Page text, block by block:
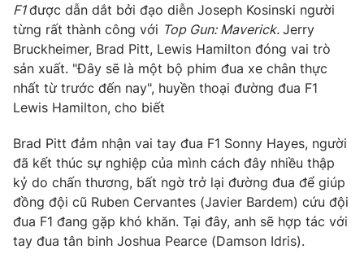
THỜI BÁO VTV
Theo dõi báo trên
Cơ quan chủ quản:Đài Truyền hình Việt Nam
Cơ quan báo chí:Thời báo VTV
Giấy phép hoạt động báo in và báo điện tử số 483/GP-BTTTT
F1 được dẫn dắt bởi đạo diễn Joseph Kosinski người
từng rất thành công với Top Gun: Maverick. Jerry
Bruckheimer, Brad Pitt, Lewis Hamilton đóng vai trò
sản xuất. "Đây sẽ là một bộ phim đua xe chân thực
nhất từ ​​trước đến nay", huyền thoại đường đua F1
Lewis Hamilton, cho biết
Brad Pitt đảm nhận vai tay đua F1 Sonny Hayes, người
đã kết thúc sự nghiệp của mình cách đây nhiều thập
kỷ do chấn thương, bất ngờ trở lại đường đua để giúp
đồng đội cũ Ruben Cervantes (Javier Bardem) cứu đội
đua F1 đang gặp khó khăn. Tại đây, anh sẽ hợp tác với
tay đua tân binh Joshua Pearce (Damson Idris).